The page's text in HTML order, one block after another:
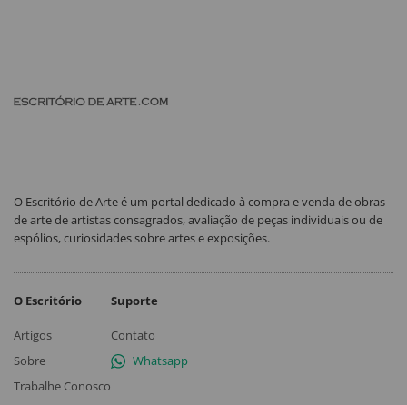
O Escritório de Arte é um portal dedicado à compra e venda de obras
de arte de artistas consagrados, avaliação de peças individuais ou de
espólios, curiosidades sobre artes e exposições.
O Escritório
Artigos
Sobre
Trabalhe Conosco
Suporte
Contato
Whatsapp